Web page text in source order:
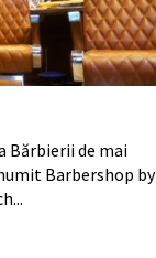
Bărbierii de mai
Barbershop by